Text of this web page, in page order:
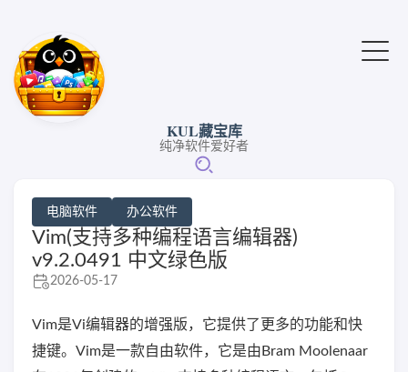
KUL藏宝库
纯净软件爱好者
电脑软件 办公软件
Vim(支持多种编程语言编辑器)
v9.2.0491 中文绿色版
2026-05-17
Vim是Vi编辑器的增强版，它提供了更多的功能和快
捷键。Vim是一款自由软件，它是由Bram Moolenaar